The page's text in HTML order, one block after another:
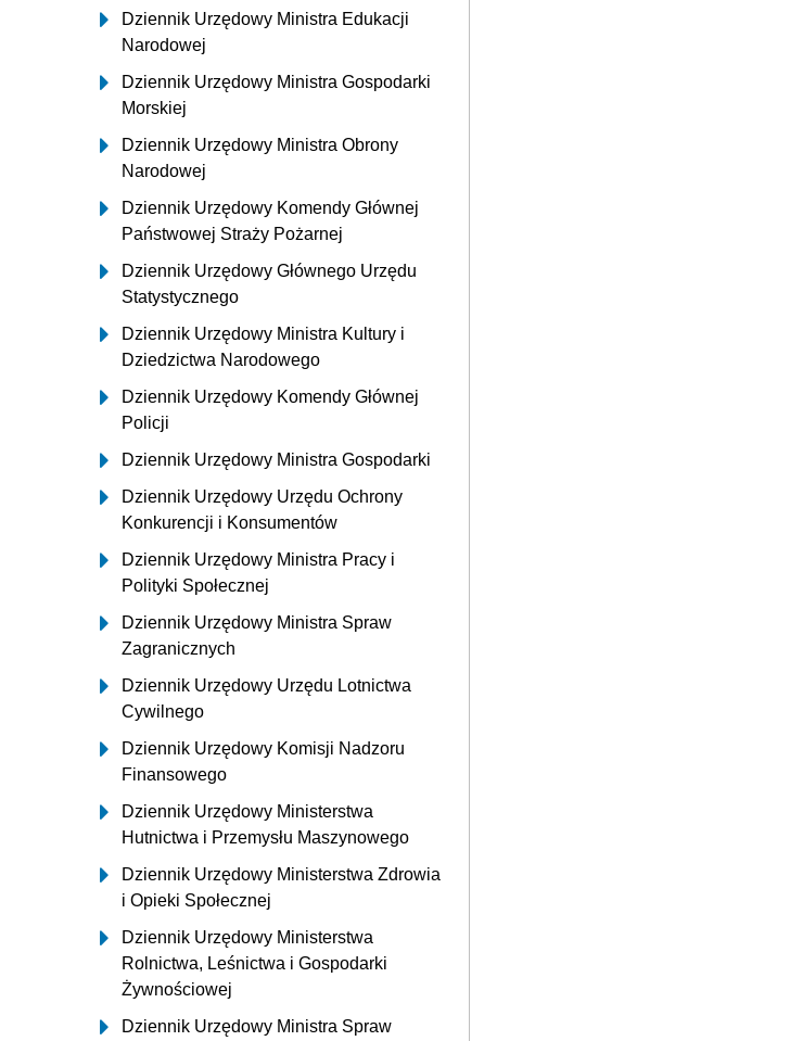
Dziennik Urzędowy Ministra Edukacji
Narodowej
Dziennik Urzędowy Ministra Gospodarki
Morskiej
Dziennik Urzędowy Ministra Obrony
Narodowej
Dziennik Urzędowy Komendy Głównej
Państwowej Straży Pożarnej
Dziennik Urzędowy Głównego Urzędu
Statystycznego
Dziennik Urzędowy Ministra Kultury i
Dziedzictwa Narodowego
Dziennik Urzędowy Komendy Głównej
Policji
Dziennik Urzędowy Ministra Gospodarki
Dziennik Urzędowy Urzędu Ochrony
Konkurencji i Konsumentów
Dziennik Urzędowy Ministra Pracy i
Polityki Społecznej
Dziennik Urzędowy Ministra Spraw
Zagranicznych
Dziennik Urzędowy Urzędu Lotnictwa
Cywilnego
Dziennik Urzędowy Komisji Nadzoru
Finansowego
Dziennik Urzędowy Ministerstwa
Hutnictwa i Przemysłu Maszynowego
Dziennik Urzędowy Ministerstwa Zdrowia
i Opieki Społecznej
Dziennik Urzędowy Ministerstwa
Rolnictwa, Leśnictwa i Gospodarki
Żywnościowej
Dziennik Urzędowy Ministra Spraw